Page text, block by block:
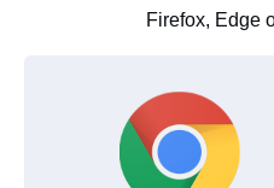
Firefox, Edge